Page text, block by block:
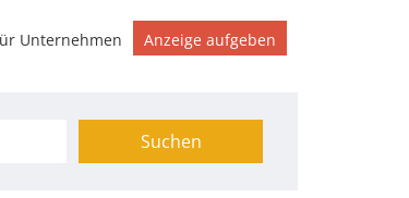
Unternehmen Anzeige aufgeben
Suchen